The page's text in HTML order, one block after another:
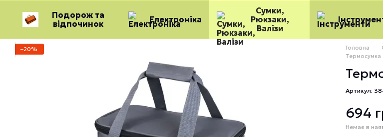
Подорож та
відпочинок
Електроніка
Сумки,
Рюкзаки,
Валізи
−20% Головна
Термосумка
Артикул:
694
Немає в